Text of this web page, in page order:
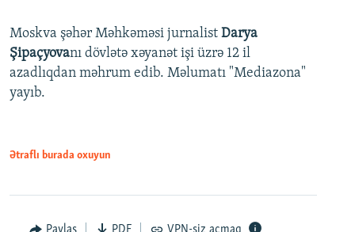
Moskva şəhər Məhkəməsi jurnalist Darya
Şipaçyovanı dövlətə xəyanət işi üzrə 12 il
azadlıqdan məhrum edib. Məlumatı "Mediazona"
yayıb.
Ətraflı burada oxuyun
Paylaş PDF VPN-siz açmaq